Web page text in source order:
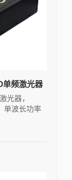
单频激光器
光器，
单波长功率